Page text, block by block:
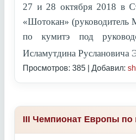
27 и 28 октября 2018 в
«Шотокан» (руководитель
по кумитэ под
Исламутдина Руслановича
Просмотров: 385 | Добавил:
III Чемпионат Европы по